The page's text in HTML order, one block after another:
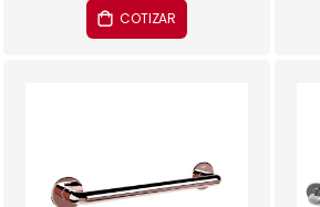
COTIZAR